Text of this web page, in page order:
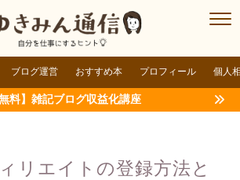
ブログ運営 おすすめ本 プロフィール 個人
無料】雑記ブログ収益化講座
リエイトの登録方法と